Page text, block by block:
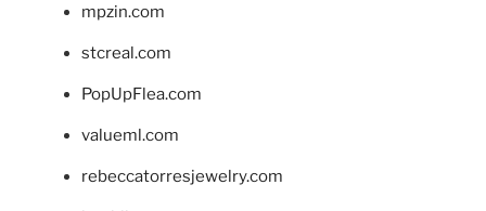
mpzin.com
stcreal.com
PopUpFlea.com
valueml.com
rebeccatorresjewelry.com